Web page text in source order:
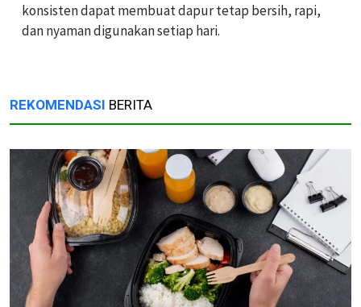
konsisten dapat membuat dapur tetap bersih, rapi,
dan nyaman digunakan setiap hari.
REKOMENDASI BERITA